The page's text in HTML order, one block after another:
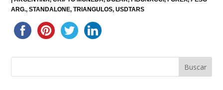
ARG. STANDALONE TRIANGULOS USDTARS